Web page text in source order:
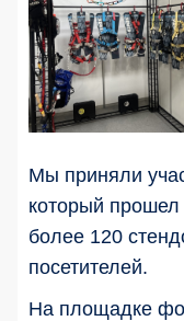
Мы приняли
который прошел
более 120
посетителей.
На площадке